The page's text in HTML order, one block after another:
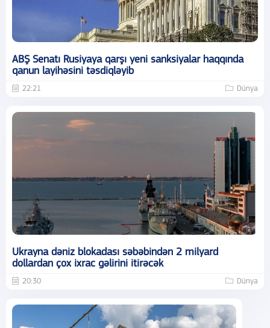
ABŞ Senatı Rusiyaya qarşı yeni sanksiyalar haqqında
qanun layihəsini təsdiqləyib
22:21 Dünya
Ukrayna dəniz blokadası səbəbindən 2 milyard
dollardan çox ixrac gəlirini itirəcək
20:30 Dünya